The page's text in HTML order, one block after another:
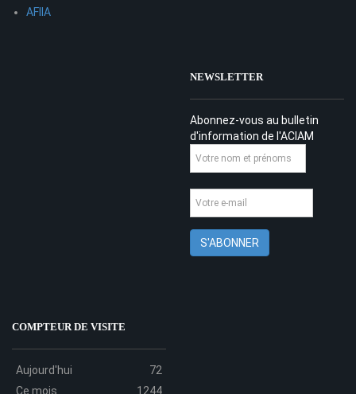
AFIIA
NEWSLETTER
Abonnez-vous au bulletin
d'information de l'ACIAM
COMPTEUR DE VISITE
Aujourd'hui
72
Ce mois
1244